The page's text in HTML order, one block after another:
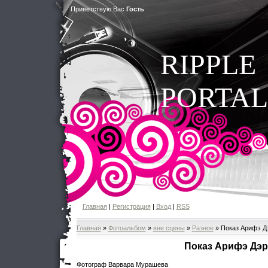
Приветствую Вас Гость
RIPPLE
PORTAL
Главная| Регистрация| Вход| RSS
Главная » Фотоальбом » вне сцены » Разное» Показ Арифэ
Показ Арифэ
Фотограф Варвара Мурашева